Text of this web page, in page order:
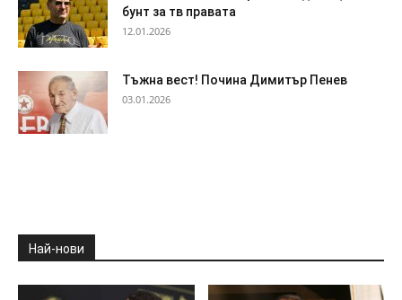
бунт за тв правата
12.01.2026
Тъжна вест! Почина Димитър Пенев
03.01.2026
Най-нови